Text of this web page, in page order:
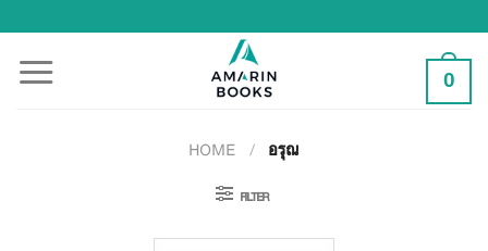
to
content
0
HOME / อรุณ
FILTER